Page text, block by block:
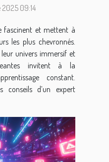
2025 09:14
fascinent et mettent à
les plus chevronnés.
univers immersif et
invitent à la
constant.
conseils d’un expert